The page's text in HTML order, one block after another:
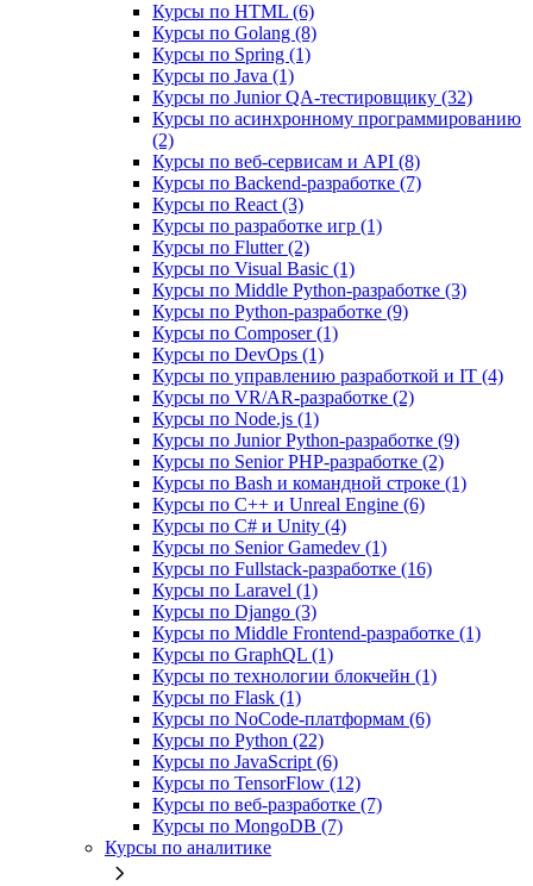
Курсы по HTML (6)
Курсы по Golang (8)
Курсы по Spring (1)
Курсы по Java (1)
Курсы по Junior QA-тестировщику (32)
Курсы по асинхронному программированию
(2)
Курсы по веб‑сервисам и API (8)
Курсы по Backend‑разработке (7)
Курсы по React (3)
Курсы по разработке игр (1)
Курсы по Flutter (2)
Курсы по Visual Basic (1)
Курсы по Middle Python-разработке (3)
Курсы по Python-разработке (9)
Курсы по Composer (1)
Курсы по DevOps (1)
Курсы по управлению разработкой и IT (4)
Курсы по VR/AR‑разработке (2)
Курсы по Node.js (1)
Курсы по Junior Python-разработке (9)
Курсы по Senior PHP-разработке (2)
Курсы по Bash и командной строке (1)
Курсы по C++ и Unreal Engine (6)
Курсы по C# и Unity (4)
Курсы по Senior Gamedev (1)
Курсы по Fullstack‑разработке (16)
Курсы по Laravel (1)
Курсы по Django (3)
Курсы по Middle Frontend-разработке (1)
Курсы по GraphQL (1)
Курсы по технологии блокчейн (1)
Курсы по Flask (1)
Курсы по NoCode‑платформам (6)
Курсы по Python (22)
Курсы по JavaScript (6)
Курсы по TensorFlow (12)
Курсы по веб‑разработке (7)
Курсы по MongoDB (7)
Курсы по аналитике